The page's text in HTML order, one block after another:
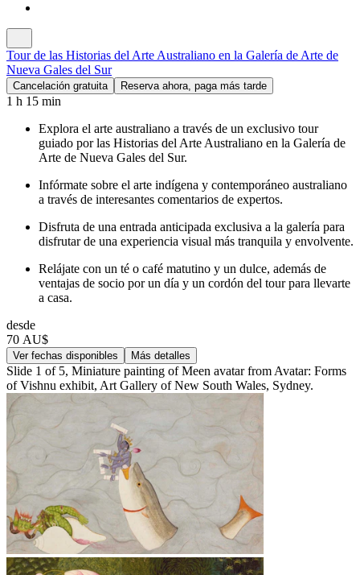
Tour de las Historias del Arte Australiano en la Galería de Arte de
Nueva Gales del Sur
Cancelación gratuita Reserva ahora, paga más tarde
1 h 15 min
Explora el arte australiano a través de un exclusivo tour
guiado por las Historias del Arte Australiano en la Galería de
Arte de Nueva Gales del Sur.
Infórmate sobre el arte indígena y contemporáneo australiano
a través de interesantes comentarios de expertos.
Disfruta de una entrada anticipada exclusiva a la galería para
disfrutar de una experiencia visual más tranquila y envolvente.
Relájate con un té o café matutino y un dulce, además de
ventajas de socio por un día y un cordón del tour para llevarte
a casa.
desde
70 AU$
Ver fechas disponibles Más detalles
Slide 1 of 5, Miniature painting of Meen avatar from Avatar: Forms
of Vishnu exhibit, Art Gallery of New South Wales, Sydney.